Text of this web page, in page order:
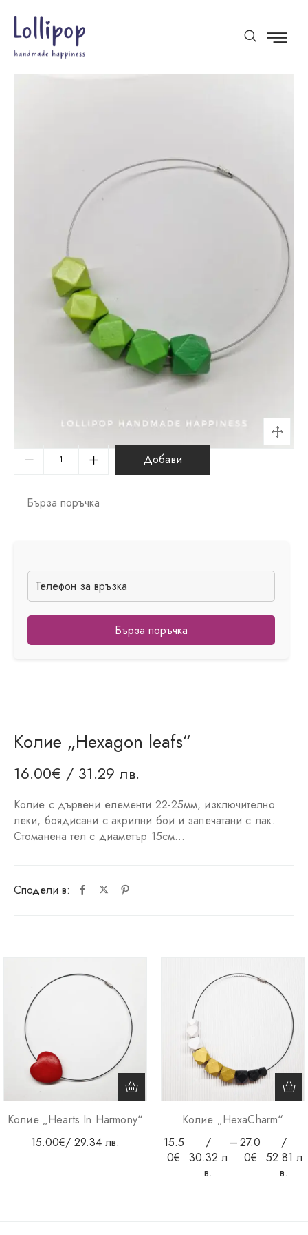
Колие „Hexagon leafs“
16.00€ / 31.29 лв.
Колие с дървени елементи 22-25мм, изключително
леки, боядисани с акрилни бои и запечатани с лак.
Стоманена тел с диаметър 15см…
Добави
Бърза поръчка
Бърза поръчка
Сподели в:
Колие „Hearts In Harmony“
15.00€/ 29.34 лв.
Колие „HexaCharm“
15.5
0€
/
30.32 л
в.
–27.0
0€
/
52.81 л
в.